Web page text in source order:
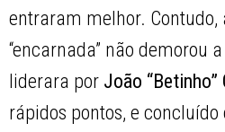
entraram melhor. Contudo,
“encarnada” não demorou
liderara por João “Betinho”
rápidos pontos, e